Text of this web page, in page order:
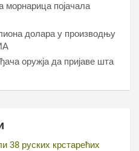
морнарица појачала
долара у производњу
оружја да пријаве шта
38 руских крстарећих